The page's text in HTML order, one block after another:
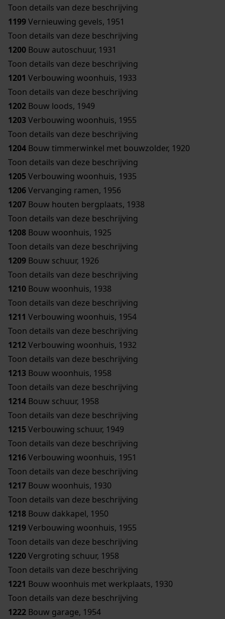
Toon details van deze beschrijving
1199Vernieuwing gevels, 1951
Toon details van deze beschrijving
1200 Bouw autoschuur, 1931
Toon details van deze beschrijving
1201 Verbouwing woonhuis, 1933
Toon details van deze beschrijving
1202 Bouw loods, 1949
1203Verbouwing woonhuis, 1955
Toon details van deze beschrijving
1204 Bouw timmerwinkel met bouwzolder, 1920
Toon details van deze beschrijving
1205Verbouwing woonhuis, 1935
1206Vervanging ramen, 1956
1207 Bouw houten bergplaats, 1938
Toon details van deze beschrijving
1208 Bouw woonhuis, 1925
Toon details van deze beschrijving
1209 Bouw schuur, 1926
Toon details van deze beschrijving
1210 Bouw woonhuis, 1938
Toon details van deze beschrijving
1211 Verbouwing woonhuis, 1954
Toon details van deze beschrijving
1212Verbouwing woonhuis, 1932
Toon details van deze beschrijving
1213 Bouw woonhuis, 1958
Toon details van deze beschrijving
1214 Bouw schuur, 1958
Toon details van deze beschrijving
1215Verbouwing schuur, 1949
Toon details van deze beschrijving
1216Verbouwing woonhuis, 1951
Toon details van deze beschrijving
1217 Bouw woonhuis, 1930
Toon details van deze beschrijving
1218 Bouw dakkapel, 1950
1219Verbouwing woonhuis, 1955
Toon details van deze beschrijving
1220Vergroting schuur, 1958
Toon details van deze beschrijving
1221 Bouw woonhuis met werkplaats, 1930
Toon details van deze beschrijving
1222 Bouw garage, 1954